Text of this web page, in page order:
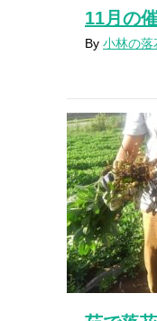
11月の
By 小林の落